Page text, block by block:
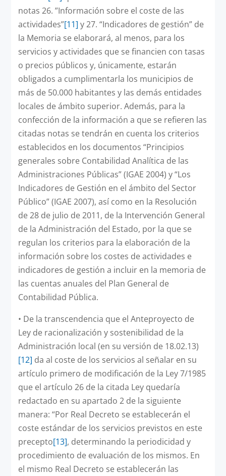
notas 26. ”Información sobre el coste de las
actividades”[11] y 27. “Indicadores de gestión” de
la Memoria se elaborará, al menos, para los
servicios y actividades que se financien con tasas
o precios públicos y, únicamente, estarán
obligados a cumplimentarla los municipios de
más de 50.000 habitantes y las demás entidades
locales de ámbito superior. Además, para la
confección de la información a que se refieren las
citadas notas se tendrán en cuenta los criterios
establecidos en los documentos “Principios
generales sobre Contabilidad Analítica de las
Administraciones Públicas” (IGAE 2004) y “Los
Indicadores de Gestión en el ámbito del Sector
Público” (IGAE 2007), así como en la Resolución
de 28 de julio de 2011, de la Intervención General
de la Administración del Estado, por la que se
regulan los criterios para la elaboración de la
información sobre los costes de actividades e
indicadores de gestión a incluir en la memoria de
las cuentas anuales del Plan General de
Contabilidad Pública.
• De la transcendencia que el Anteproyecto de
Ley de racionalización y sostenibilidad de la
Administración local (en su versión de 18.02.13)
[12] da al coste de los servicios al señalar en su
artículo primero de modificación de la Ley 7/1985
que el artículo 26 de la citada Ley quedaría
redactado en su apartado 2 de la siguiente
manera: “Por Real Decreto se establecerán el
coste estándar de los servicios previstos en este
precepto[13], determinando la periodicidad y
procedimiento de evaluación de los mismos. En
el mismo Real Decreto se establecerán las